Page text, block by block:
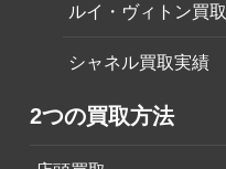
ルイ・ヴィトン買
シャネル買取実績
2つの買取方法